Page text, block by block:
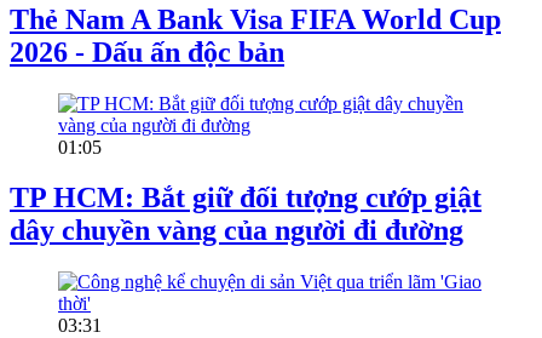
Thẻ Nam A Bank Visa FIFA World Cup
2026 - Dấu ấn độc bản
01:05
TP HCM: Bắt giữ đối tượng cướp giật
dây chuyền vàng của người đi đường
03:31